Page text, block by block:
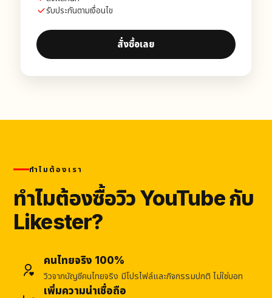
รับประกันตามเงื่อนไข
สั่งซื้อเลย
ทำไมต้องเรา
ทำไมต้องซื้อวิว YouTube กับ
Likester?
คนไทยจริง 100%
วิวจากบัญชีคนไทยจริง มีโปรไฟล์และกิจกรรมปกติ ไม่ใช่บอท
เพิ่มความน่าเชื่อถือ